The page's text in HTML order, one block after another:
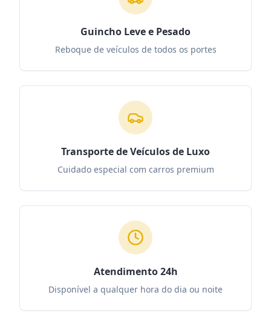
Guincho Leve e Pesado
Reboque de veículos de todos os portes
Transporte de Veículos de Luxo
Cuidado especial com carros premium
Atendimento 24h
Disponível a qualquer hora do dia ou noite